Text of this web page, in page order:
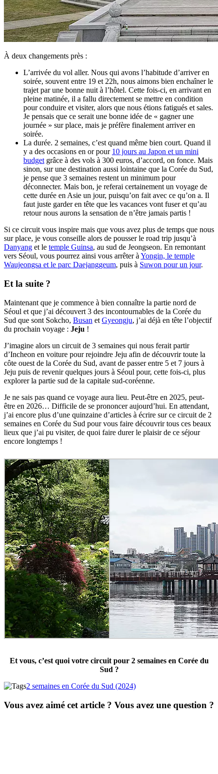
À deux changements près :
L’arrivée du vol aller. Nous qui avons l’habitude d’arriver en
soirée, souvent entre 19 et 22h, nous aimons bien enchaîner le
trajet par une bonne nuit à l’hôtel. Cette fois-ci, en arrivant en
pleine matinée, il a fallu directement se mettre en condition
pour conduire et visiter, alors que nous étions fatigués et sales.
Je pensais que ce serait une bonne idée de « gagner une
journée » sur place, mais je préfère finalement arriver en
soirée.
La durée. 2 semaines, c’est quand même bien court. Quand il
y a des occasions en or pour 10 jours au Japon et un mini
budgetgrâce à des vols à 300 euros, d’accord, on fonce. Mais
sinon, sur une destination aussi lointaine que la Corée du Sud,
je pense que 3 semaines restent un minimum pour
déconnecter. Mais bon, je referai certainement un voyage de
cette durée en Asie un jour, puisqu’on fait avec ce qu’on a. Il
faut juste garder en tête que les vacances vont fuser et qu’au
retour nous aurons la sensation de n’être jamais partis !
Si ce circuit vous inspire mais que vous avez plus de temps que nous
sur place, je vous conseille alors de pousser le road trip jusqu’à
Danyang et le temple Guinsa, au sud de Jeongseon. En remontant
vers Séoul, vous pourrez ainsi vous arrêter àYongin, le temple
Waujeongsa et le parc Daejanggeum, puis à Suwon pour un jour.
Et la suite ?
Maintenant que je commence à bien connaître la partie nord de
Séoul et que j’ai découvert 3 des incontournables de la Corée du
Sud que sont Sokcho, Busan et Gyeongju, j’ai déjà en tête l’objectif
du prochain voyage : Jeju !
J’imagine alors un circuit de 3 semaines qui nous ferait partir
d’Incheon en voiture pour rejoindre Jeju afin de découvrir toute la
côte ouest de la Corée du Sud, avant de passer entre 5 et 7 jours à
Jeju puis de revenir quelques jours à Séoul pour, cette fois-ci, plus
explorer la partie sud de la capitale sud-coréenne.
Je ne sais pas quand ce voyage aura lieu. Peut-être en 2025, peut-
être en 2026… Difficile de se prononcer aujourd’hui. En attendant,
j’ai encore plus d’une quinzaine d’articles à écrire sur ce circuit de 2
semaines en Corée du Sud pour vous faire découvrir tous ces beaux
lieux que j’ai pu visiter, de quoi faire durer le plaisir de ce séjour
encore longtemps !
Et vous, c’est quoi votre circuit pour 2 semaines en Corée du
Sud ?
2 semaines en Corée du Sud (2024)
Vous avez aimé cet article ? Vous avez une question ?